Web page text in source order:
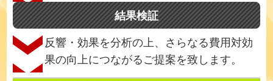
結果検証
反響・効果を分析の上、さらなる費用対効
果の向上につながるご提案を致します。